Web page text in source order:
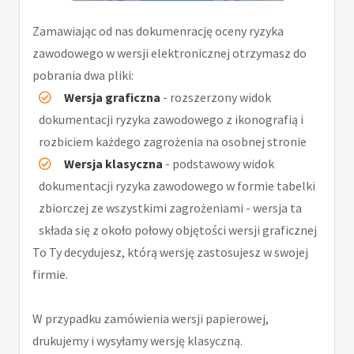
Zamawiając od nas dokumenrację oceny ryzyka
zawodowego w wersji elektronicznej otrzymasz do
pobrania dwa pliki:
Wersja graficzna - rozszerzony widok
dokumentacji ryzyka zawodowego z ikonografią i
rozbiciem każdego zagrożenia na osobnej stronie
Wersja klasyczna - podstawowy widok
dokumentacji ryzyka zawodowego w formie tabelki
zbiorczej ze wszystkimi zagrożeniami - wersja ta
składa się z około połowy objętości wersji graficznej
To Ty decydujesz, którą wersję zastosujesz w swojej
firmie.
W przypadku zamówienia wersji papierowej,
drukujemy i wysyłamy wersję klasyczną.